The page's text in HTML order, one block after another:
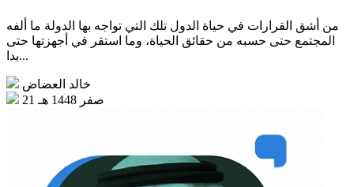
من أشق القرارات في حياة الدول تلك التي تواجه بها الدولة ما ألفه
المجتمع حتى حسبه من حقائق الحياة، وما استقر في أجهزتها حتى
بدا...
خالد العضاض
21 صفر 1448 هـ